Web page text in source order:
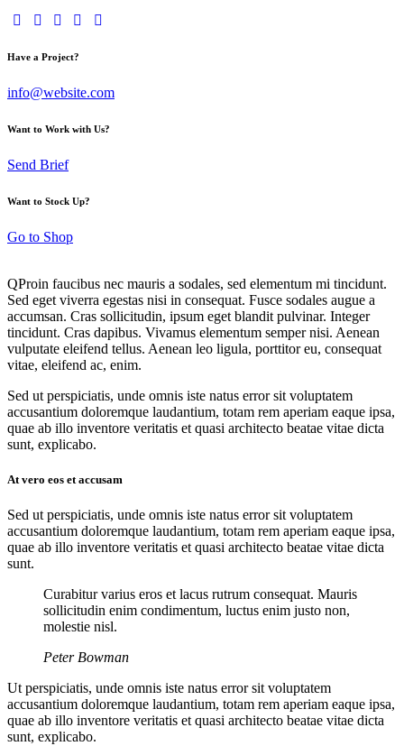
Have a Project?
info@website.com
Want to Work with Us?
Send Brief
Want to Stock Up?
Go to Shop
QProin faucibus nec mauris a sodales, sed elementum mi tincidunt.
Sed eget viverra egestas nisi in consequat. Fusce sodales augue a
accumsan. Cras sollicitudin, ipsum eget blandit pulvinar. Integer
tincidunt. Cras dapibus. Vivamus elementum semper nisi. Aenean
vulputate eleifend tellus. Aenean leo ligula, porttitor eu, consequat
vitae, eleifend ac, enim.
Sed ut perspiciatis, unde omnis iste natus error sit voluptatem
accusantium doloremque laudantium, totam rem aperiam eaque ipsa,
quae ab illo inventore veritatis et quasi architecto beatae vitae dicta
sunt, explicabo.
At vero eos et accusam
Sed ut perspiciatis, unde omnis iste natus error sit voluptatem
accusantium doloremque laudantium, totam rem aperiam eaque ipsa,
quae ab illo inventore veritatis et quasi architecto beatae vitae dicta
sunt.
Curabitur varius eros et lacus rutrum consequat. Mauris
sollicitudin enim condimentum, luctus enim justo non,
molestie nisl.
Peter Bowman
Ut perspiciatis, unde omnis iste natus error sit voluptatem
accusantium doloremque laudantium, totam rem aperiam eaque ipsa,
quae ab illo inventore veritatis et quasi architecto beatae vitae dicta
sunt, explicabo.